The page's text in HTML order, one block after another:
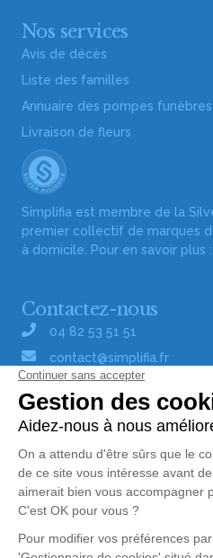
Nos services
Avis de décès
Liste des familles
Annuaire des pompes funèbres
Livraison de fleurs
Simplifia est membre de la
premier collectif de marques
à domicile. Pour en savoir plus :
Contactez-nous
04 82 53 51 51
contact@simplifia.fr
Réseaux sociaux
Liens utiles
Publier un avis de décès
Signaler un abus/une erreur